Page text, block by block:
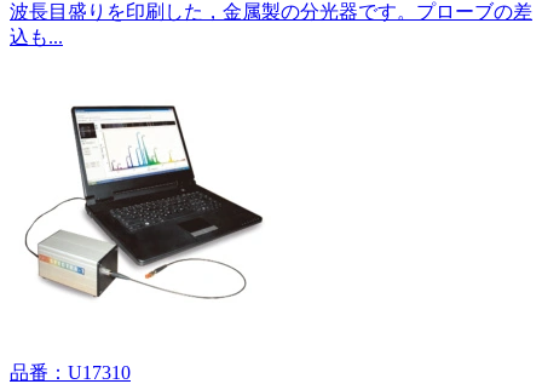
波長目盛りを印刷した，金属製の分光器です。プローブの差
込も...
品番：U17310